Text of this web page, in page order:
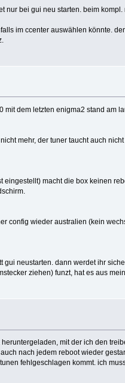
bei gui neu starten. beim kompl.
im ccenter auswählen könnte.
dem letzten enigma2 stand am
mehr, der tuner taucht auch
macht die box keinen
config wieder australien (kein
neustarten. dann werdet ihr
ziehen) funzt, hat es aus
mit der ich den
nach jedem reboot wieder
fehlgeschlagen kommt. ich